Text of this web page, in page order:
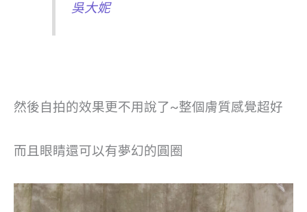
吳大妮
然後自拍的效果更不用說了~整個膚質感覺超好
而且眼睛還可以有夢幻的圓圈